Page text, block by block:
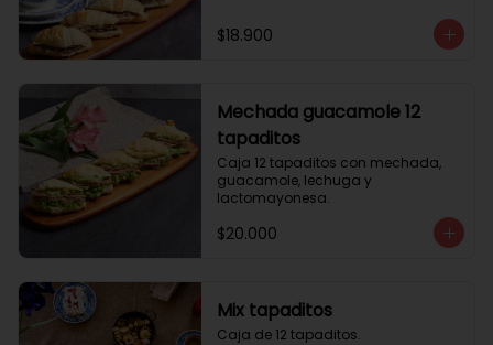
$18.900
Mechada guacamole 12
tapaditos
Caja 12 tapaditos con mechada,
guacamole, lechuga y
lactomayonesa.
$20.000
Mix tapaditos
Caja de 12 tapaditos.